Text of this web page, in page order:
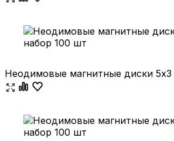
Неодимовые магнитные диски